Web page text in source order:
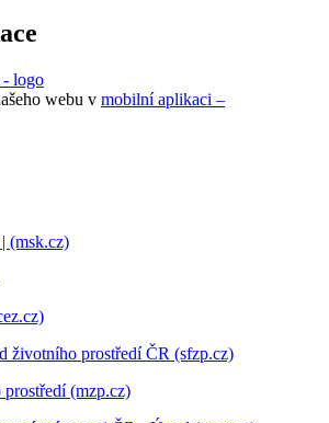
webu v mobilní aplikaci –
(msk.cz)
životního prostředí ČR (sfzp.cz)
(mzp.cz)